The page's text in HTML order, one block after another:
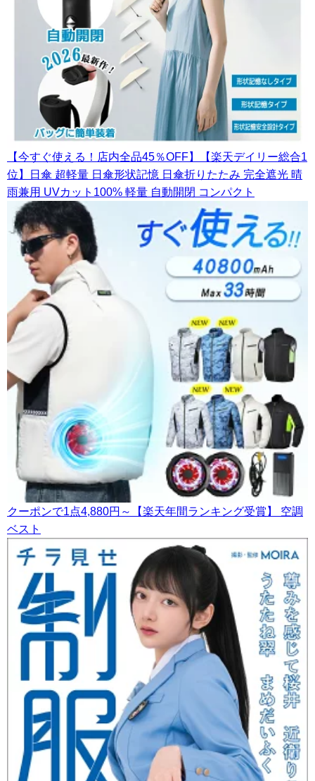
【今すぐ使える！店内全品45％OFF】【楽天デイリー総合1
位】日傘 超軽量 日傘形状記憶 日傘折りたたみ 完全遮光 晴
雨兼用 UVカット100% 軽量 自動開閉 コンパクト
クーポンで1点4,880円～【楽天年間ランキング受賞】 空調
ベスト